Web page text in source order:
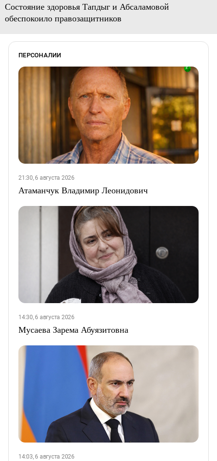
Состояние здоровья Тапдыг и Абсаламовой
обеспокоило правозащитников
ПЕРСОНАЛИИ
21:30, 6 августа 2026
Атаманчук Владимир Леонидович
14:30, 6 августа 2026
Мусаева Зарема Абуязитовна
14:03, 6 августа 2026